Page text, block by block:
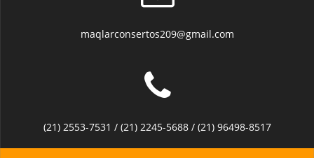
maqlarconsertos209@gmail.com
(21) 2553-7531 / (21) 2245-5688 / (21) 96498-8517